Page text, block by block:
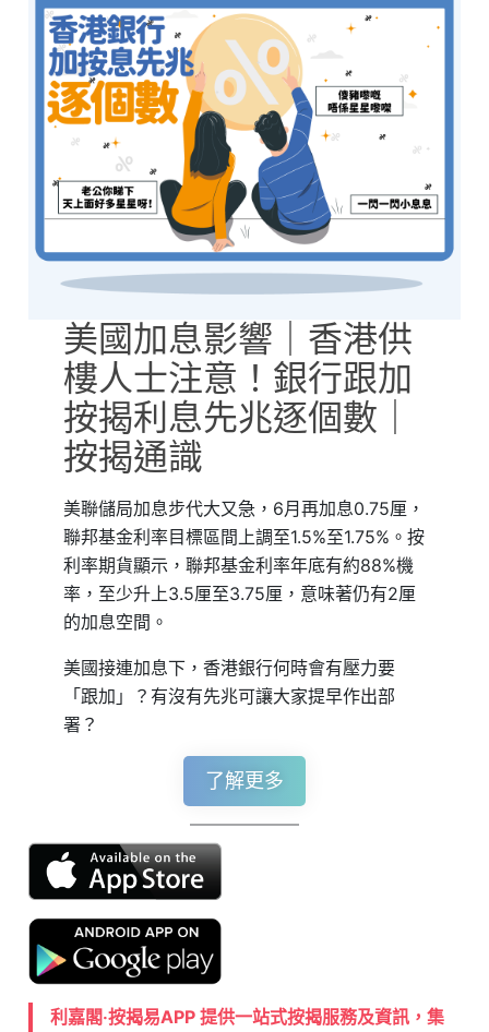
美國加息影響｜香港供
樓人士注意！銀行跟加
按揭利息先兆逐個數｜
按揭通識
美聯儲局加息步代大又急，6月再加息0.75厘，
聯邦基金利率目標區間上調至1.5%至1.75%。按
利率期貨顯示，聯邦基金利率年底有約88%機
率，至少升上3.5厘至3.75厘，意味著仍有2厘
的加息空間。
美國接連加息下，香港銀行何時會有壓力要
「跟加」？有沒有先兆可讓大家提早作出部
署？
了解更多
利嘉閣‧按揭易APP 提供一站式按揭服務及資訊，集